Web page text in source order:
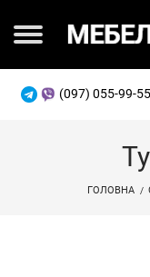
(097) 055-99-55
ГОЛОВНА